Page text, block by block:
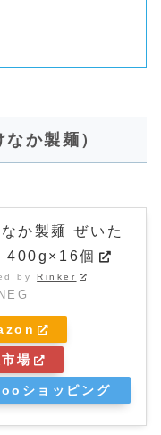
か製麺）
か製麺 ぜいた
400g×16個
byRinker
場
ショッピング